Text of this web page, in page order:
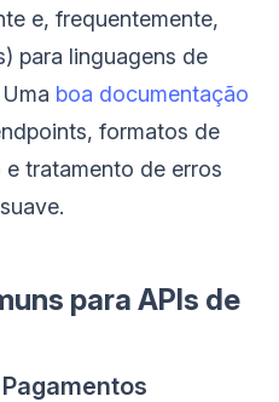
e, frequentemente,
para linguagens de
boa documentação
formatos de
tratamento de erros
para APIs de